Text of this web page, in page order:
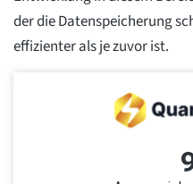
der die Datenspeicherung
effizienter als je zuvor ist.